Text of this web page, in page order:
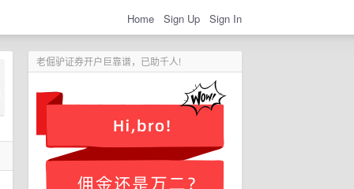
Home Sign Up Sign In
老倔驴证券开户巨靠谱，已助千人!